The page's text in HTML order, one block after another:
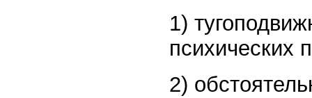
1)
психических
2)